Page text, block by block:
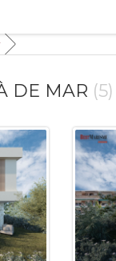
DE MAR (5)